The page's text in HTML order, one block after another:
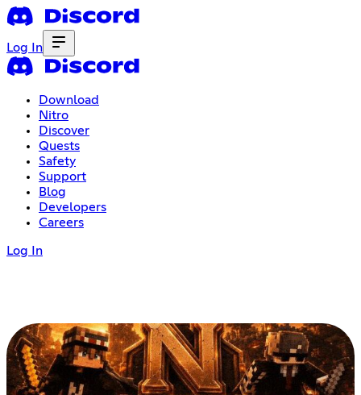
Log In
Download
Nitro
Discover
Quests
Safety
Support
Blog
Developers
Careers
Log In